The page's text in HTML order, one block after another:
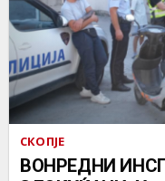
СКОПЈЕ
ВОНРЕДНИ